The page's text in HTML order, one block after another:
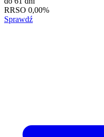
RRSO 0,00%
Sprawdź